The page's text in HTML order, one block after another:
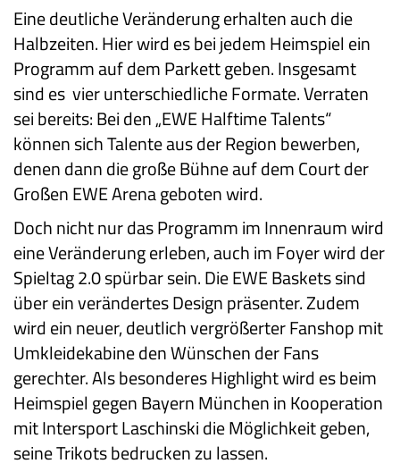
Eine deutliche Veränderung erhalten auch die
Halbzeiten. Hier wird es bei jedem Heimspiel ein
Programm auf dem Parkett geben. Insgesamt
sind es vier unterschiedliche Formate. Verraten
sei bereits: Bei den „EWE Halftime Talents“
können sich Talente aus der Region bewerben,
denen dann die große Bühne auf dem Court der
Großen EWE Arena geboten wird.
Doch nicht nur das Programm im Innenraum wird
eine Veränderung erleben, auch im Foyer wird der
Spieltag 2.0 spürbar sein. Die EWE Baskets sind
über ein verändertes Design präsenter. Zudem
wird ein neuer, deutlich vergrößerter Fanshop mit
Umkleidekabine den Wünschen der Fans
gerechter. Als besonderes Highlight wird es beim
Heimspiel gegen Bayern München in Kooperation
mit Intersport Laschinski die Möglichkeit geben,
seine Trikots bedrucken zu lassen.